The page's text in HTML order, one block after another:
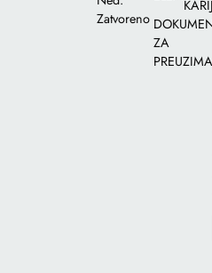
Zatvoreno
ZA